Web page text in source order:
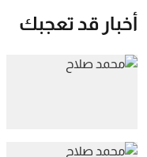
أخبار قد تعجبك